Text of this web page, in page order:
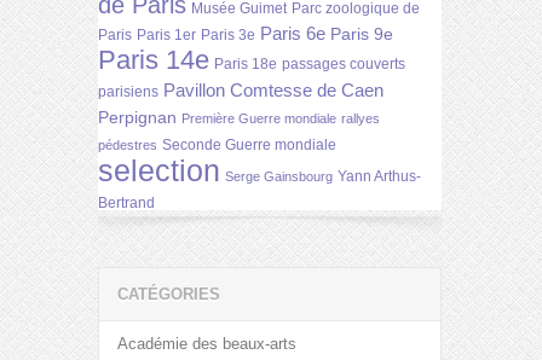
Musée Guimet Parc zoologique de
Paris Paris 1er Paris 3e Paris 6e Paris 9e
Paris 14e Paris 18e passages couverts
parisiens Pavillon Comtesse de Caen
Perpignan Première Guerre mondiale rallyes
pédestres Seconde Guerre mondiale
selection Serge Gainsbourg Yann Arthus-
Bertrand
CATÉGORIES
Académie des beaux-arts